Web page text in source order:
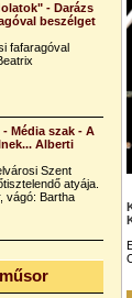
- Darázs
beszélget
fafaragóval
Média szak - A
Alberti
Szent
atyája.
vágó: Bartha